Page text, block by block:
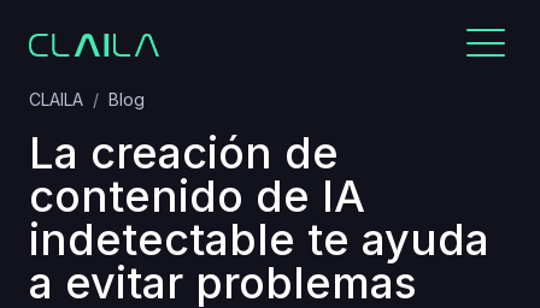
CLAILA Blog
La creación de
contenido de IA
indetectable te ayuda
a evitar problemas